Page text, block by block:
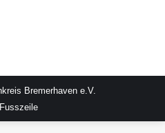
Bremerhaven e.V.
Fusszeile